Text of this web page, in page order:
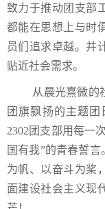
致力于推动团支部
都能在思想上与时
员们追求卓越。并
贴近社会需求。
从晨光熹微的
团旗飘扬的主题
2302团支部用每一
国有我”的青春誓
为帆、以奋斗为桨
面建设社会主义现